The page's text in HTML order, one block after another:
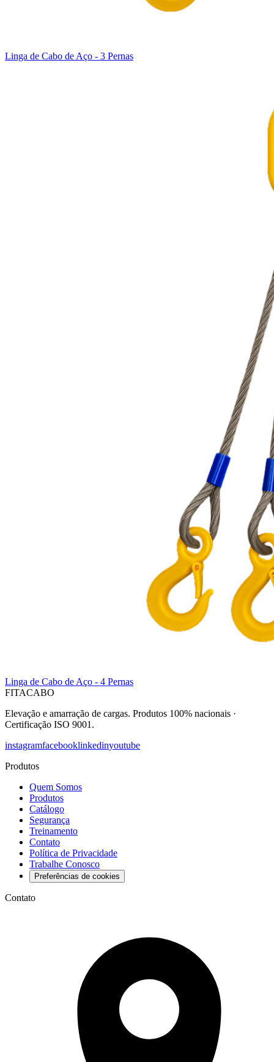
Linga de Cabo de Aço - 3 Pernas
Linga de Cabo de Aço - 4 Pernas
FITACABO
Elevação e amarração de cargas. Produtos 100% nacionais ·
Certificação ISO 9001 .
instagramfacebooklinkedinyoutube
Produtos
Quem Somos
Produtos
Catálogo
Segurança
Treinamento
Contato
Política de Privacidade
Trabalhe Conosco
Preferências de cookies
Contato